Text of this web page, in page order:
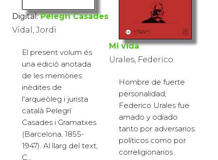
Digital: Pelegrí Casades
Vidal, Jordi
El present volum és
una edició anotada
de les memòries
inèdites de
l'arqueòleg i jurista
català Pelegrí
Casades i Gramatxes
(Barcelona, 1855-
1947). Al llarg del text,
C...
Mi vida
Urales, Federico
Hombre de fuerte
personalidad,
Federico Urales fue
amado y odiado
tanto por adversarios
políticos como por
correligionarios